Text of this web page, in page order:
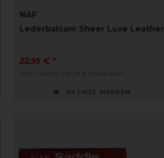
NAF
Lederbalsam Sheer Luxe Leather
22,95 € *
400 Gramm | 57,38 € / Kilogramm
ARTIKEL MERKEN